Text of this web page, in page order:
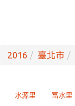
2016 臺北市
水源里 富水里